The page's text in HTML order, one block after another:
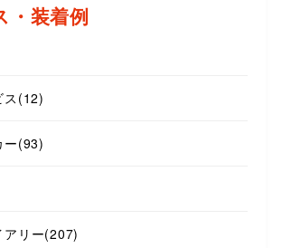
・装着例
(12)
ー(93)
アリー(207)